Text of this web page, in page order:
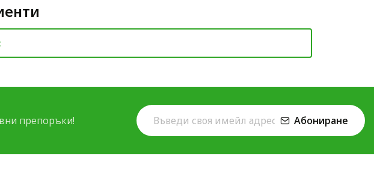
препоръки! Абониране